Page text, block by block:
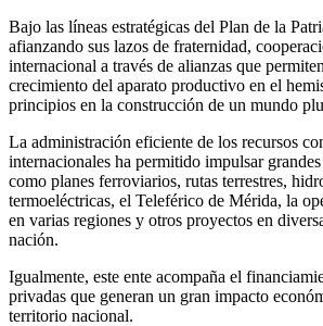
Bajo las líneas estratégicas del Plan de la
afianzando sus lazos de fraternidad,
internacional a través de alianzas que
crecimiento del aparato productivo en el
principios en la construcción de un mundo
La administración eficiente de los recursos
internacionales ha permitido impulsar
como planes ferroviarios, rutas terrestres,
termoeléctricas, el Teleférico de Mérida, la
en varias regiones y otros proyectos en
nación.
Igualmente, este ente acompaña el
privadas que generan un gran impacto
territorio nacional.